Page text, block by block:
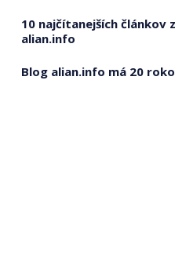
10 najčítanejších článkov
alian.info
Blog alian.info má 20